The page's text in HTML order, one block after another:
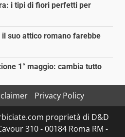
i tipi di fiori perfetti per
suo attico romano farebbe
1° maggio: cambia tutto
Privacy Policy
proprietà di D&D
310 - 00184 Roma RM -